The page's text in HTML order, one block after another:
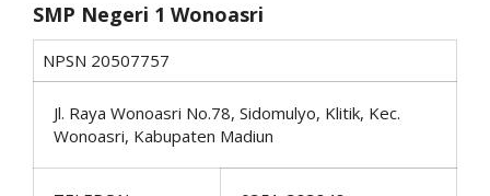
SMP Negeri 1 Wonoasri
NPSN 20507757
Jl. Raya Wonoasri No.78, Sidomulyo, Klitik, Kec.
Wonoasri, Kabupaten Madiun